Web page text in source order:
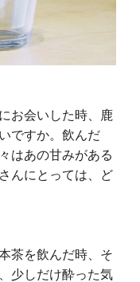
お会いした時、鹿
ですか。飲んだ
はあの甘みがある
んにとっては、ど
茶を飲んだ時、そ
少しだけ酔った気